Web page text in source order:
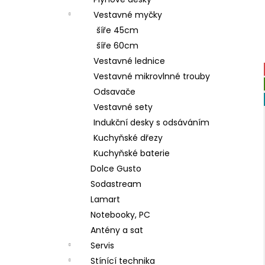
Vestavné myčky
šíře 45cm
šíře 60cm
Vestavné lednice
Vestavné mikrovlnné trouby
Odsavače
Vestavné sety
Indukční desky s odsáváním
Kuchyňské dřezy
Kuchyňské baterie
Dolce Gusto
Sodastream
Lamart
Notebooky, PC
Antény a sat
Servis
Stínící technika
i
GORENJE ECT644BSC
5 490 Kč
Původně:6 990 Kč